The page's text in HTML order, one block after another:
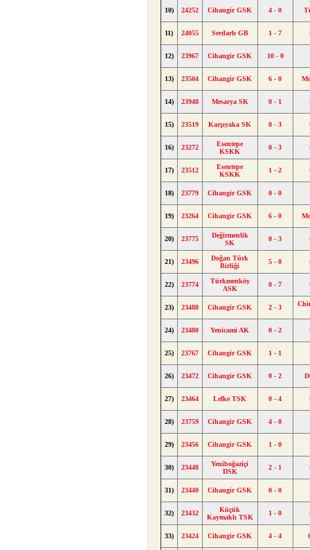
10) 24252 Cihangir GSK 4 - 0
11) 24055 Serdarlı GB 1 - 7
12) 23967 Cihangir GSK 10 - 0
13) 23504 Cihangir GSK 6 - 0
14) 23948 Mesarya SK 0 - 1
15) 23519 Karşıyaka SK 0 - 3
16) 23272
Esentepe
KSKK
0 - 3
17) 23512
Esentepe
KSKK
1 - 2
18) 23779 Cihangir GSK 0 - 0
19) 23264 Cihangir GSK 6 - 0
20) 23775
Değirmenlik
SK
0 - 3
21) 23496
Doğan Türk
Birliği
5 - 0
22) 23774
Türkmenköy
ASK
0 - 7
23) 23488 Cihangir GSK 2 - 3
24) 23480 Yenicami AK 0 - 2
25) 23767 Cihangir GSK 1 - 1
26) 23472 Cihangir GSK 0 - 2
27) 23464 Lefke TSK 0 - 4
28) 23759 Cihangir GSK 4 - 0
29) 23456 Cihangir GSK 1 - 0
30) 23448
Yeniboğaziçi
DSK
2 - 1
31) 23440 Cihangir GSK 0 - 0
32) 23432
Küçük
Kaymaklı TSK
1 - 0
33) 23424 Cihangir GSK 4 - 4